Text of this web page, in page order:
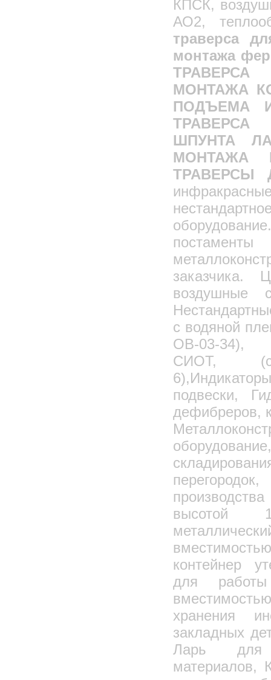
КПСК,
АО2,
траверса
монтажа
МОНТАЖА
ПОДЪЕМА
ШПУНТА
МОНТАЖА
заказчика.
воздушные
с водяной
ОВ-03-34),
СИОТ,
подвески,
дефибреров,
высотой
контейнер
для
хранения
закладных
Ларь для
материалов,